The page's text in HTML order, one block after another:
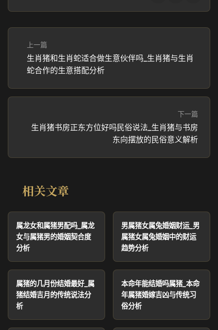
上一篇
生肖猪和生肖蛇适合做生意伙伴吗_生肖猪与生肖
蛇合作的生意搭配分析
下一篇
生肖猪书房正东方位好吗民俗说法_生肖猪与书房
东向摆放的民俗意义解析
相关文章
属龙女和属猪男配吗_属龙
女与属猪男的婚姻契合度
分析
男属猪女属兔婚姻财运_男
属猪女属兔婚姻中的财运
趋势分析
属猪的几月份结婚最好_属
猪结婚吉月的传统说法分
析
本命年能结婚吗属猪_本命
年属猪婚嫁吉凶与传统习
俗分析